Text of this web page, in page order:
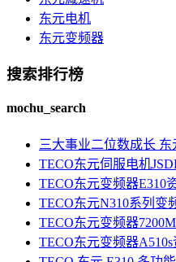
东元电机
东元变频器
搜索排行榜
mochu_search
三大事业二位数成长 东
TECO东元伺服电机
TECO东元变频器E310
TECO东元N310系列变
TECO东元变频器
TECO东元变频器